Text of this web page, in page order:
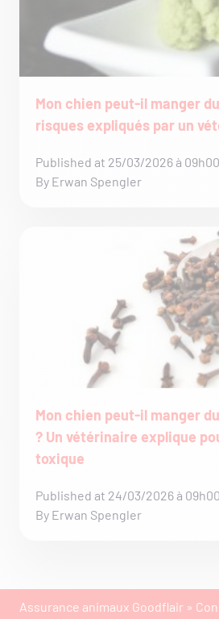
Mon chien peut-il manger
risques expliqués par un
Published at 25/03/2026 à 09h00
By Erwan Spengler
Mon chien peut-il manger
? Un vétérinaire explique
toxique
Published at 24/03/2026 à 09h00
By Erwan Spengler
Assurance animaux Goodflair »